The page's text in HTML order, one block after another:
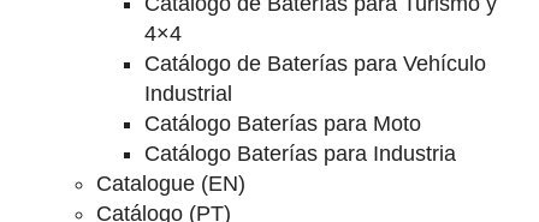
4×4
Catálogo de Baterías para Vehículo
Industrial
Catálogo Baterías para Moto
Catálogo Baterías para Industria
Catalogue (EN)
Catálogo (PT)